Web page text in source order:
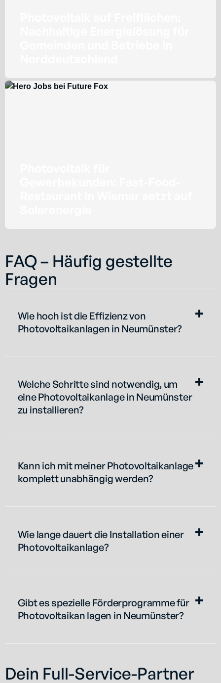
FAQ – Häufig gestellte
Fragen
Wie hoch ist die Effizienz von
Photovoltaikanlagen in Neumünster?
Welche Schritte sind notwendig, um
eine Photovoltaikanlage in Neumünster
zu installieren?
Kann ich mit meiner Photovoltaikanlage
komplett unabhängig werden?
Wie lange dauert die Installation einer
Photovoltaikanlage?
Gibt es spezielle Förderprogramme für
Photovoltaikan lagen in Neumünster?
Dein Full-Service-Partner